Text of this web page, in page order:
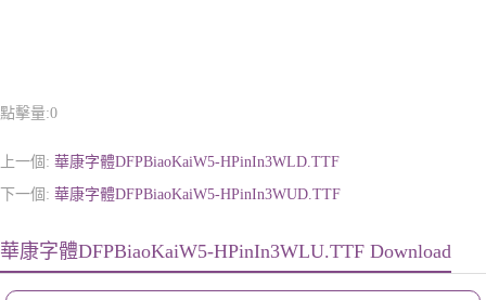
點擊量:0
上一個: 華康字體DFPBiaoKaiW5-HPinIn3WLD.TTF
下一個: 華康字體DFPBiaoKaiW5-HPinIn3WUD.TTF
華康字體DFPBiaoKaiW5-HPinIn3WLU.TTF Download